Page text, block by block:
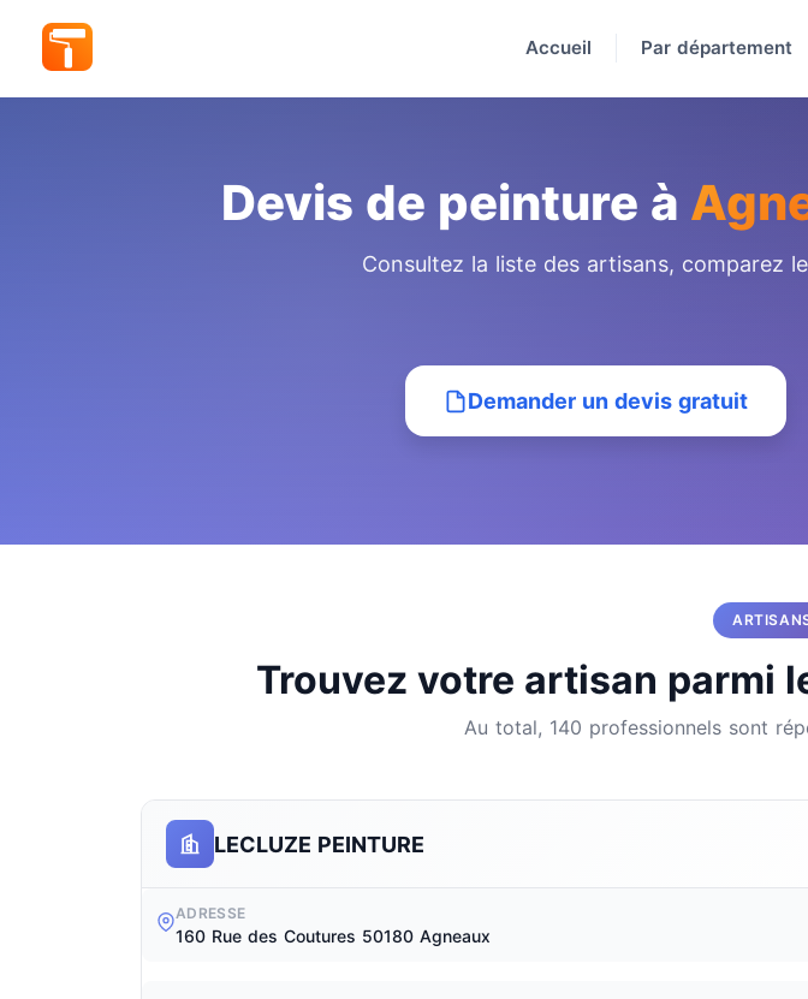
Accueil Par département
Devis de peinture à
Consultez la liste des artisans, comparez
Demander un devis gratuit
Trouvez votre artisan parmi
Au total, 140 professionnels sont
LECLUZE PEINTURE
ADRESSE
160 Rue des Coutures 50180 Agneaux